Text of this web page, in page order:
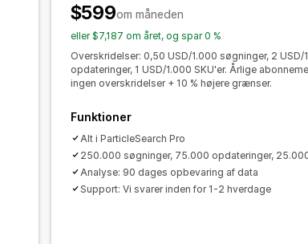
Analyser
Brug af filtre
$599om måneden
eller $7,187 om året, og spar 0 %
Overskridelser: 0,50 USD/1.000 søgninger, 2 USD/
opdateringer, 1 USD/1.000 SKU'er. Årlige
ingen overskridelser + 10 % højere grænser.
Funktioner
Alt i ParticleSearch Pro
250.000 søgninger, 75.000 opdateringer,
Analyse: 90 dages opbevaring af data
Support: Vi svarer inden for 1-2 hverdage